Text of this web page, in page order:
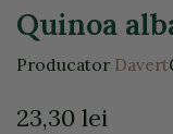
Quinoa
Producator Davert
23,30 lei